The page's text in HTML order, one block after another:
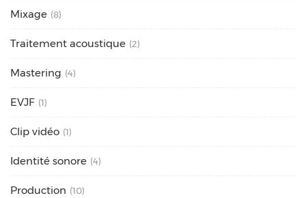
Mixage (8)
Traitement acoustique (2)
Mastering (4)
EVJF (1)
Clip vidéo (1)
Identité sonore (4)
Production (10)